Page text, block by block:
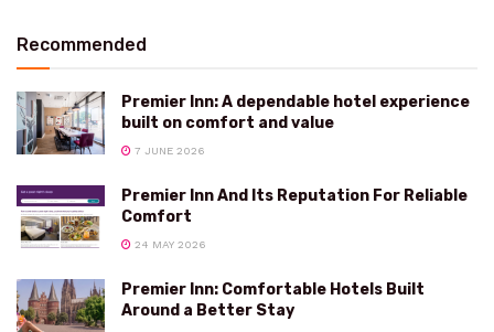
Recommended
Premier Inn: A dependable hotel experience
built on comfort and value
7 JUNE 2026
Premier Inn And Its Reputation For Reliable
Comfort
24 MAY 2026
Premier Inn: Comfortable Hotels Built
Around a Better Stay